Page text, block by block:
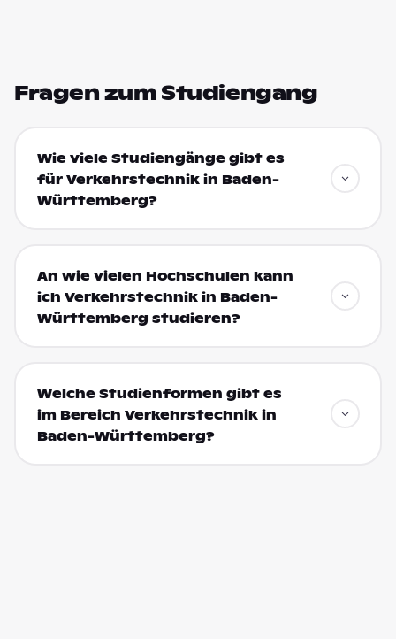
Fragen zum Studiengang
Wie viele Studiengänge gibt es
für Verkehrstechnik in Baden-
Württemberg?
An wie vielen Hochschulen kann
ich Verkehrstechnik in Baden-
Württemberg studieren?
Welche Studienformen gibt es
im Bereich Verkehrstechnik in
Baden-Württemberg?